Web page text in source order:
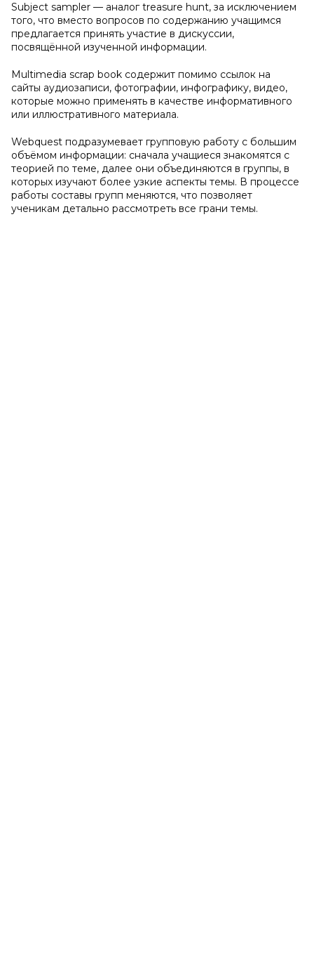
Subject sampler — аналог treasure hunt, за исключением
того, что вместо вопросов по содержанию учащимся
предлагается принять участие в дискуссии,
посвящённой изученной информации.
Multimedia scrap book содержит помимо ссылок на
сайты аудиозаписи, фотографии, инфографику, видео,
которые можно применять в качестве информативного
или иллюстративного материала.
Webquest подразумевает групповую работу с большим
объёмом информации: сначала учащиеся знакомятся с
теорией по теме, далее они объединяются в группы, в
которых изучают более узкие аспекты темы. В процессе
работы составы групп меняются, что позволяет
ученикам детально рассмотреть все грани темы.